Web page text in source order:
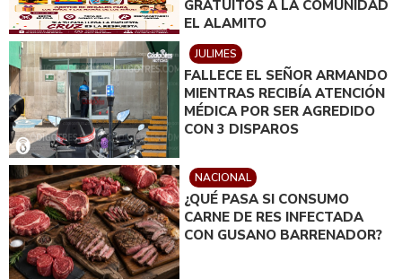
GRATUITOS A LA COMUNIDAD
EL ALAMITO
JULIMES
FALLECE EL SEÑOR ARMANDO
MIENTRAS RECIBÍA ATENCIÓN
MÉDICA POR SER AGREDIDO
CON 3 DISPAROS
NACIONAL
¿QUÉ PASA SI CONSUMO
CARNE DE RES INFECTADA
CON GUSANO BARRENADOR?